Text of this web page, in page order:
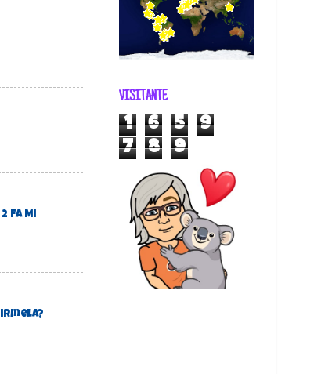
Fa Mi
VISITANTE
1 6 5
9
7
8 9